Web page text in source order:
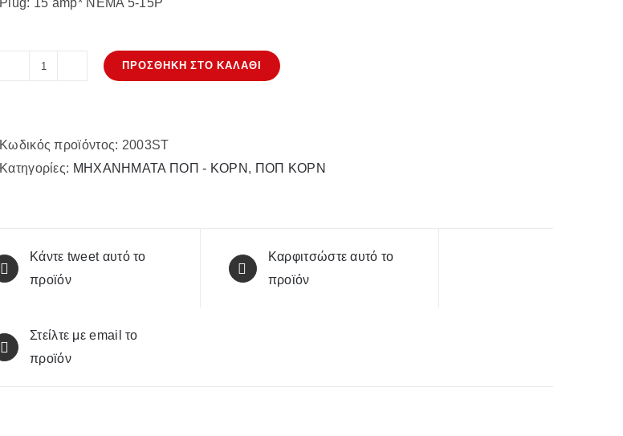
Plug: 15 amp* NEMA 5-15P
2003ST
ποσότητα
ΠΡΟΣΘΉΚΗ ΣΤΟ ΚΑΛΆΘΙ
Κωδικός προϊόντος: 2003ST
Κατηγορίες: ΜΗΧΑΝΗΜΑΤΑ ΠΟΠ - ΚΟΡΝ , ΠΟΠ ΚΟΡΝ
Κάντε tweet αυτό το
προϊόν
Καρφιτσώστε αυτό το
προϊόν
Στείλτε με email το
προϊόν